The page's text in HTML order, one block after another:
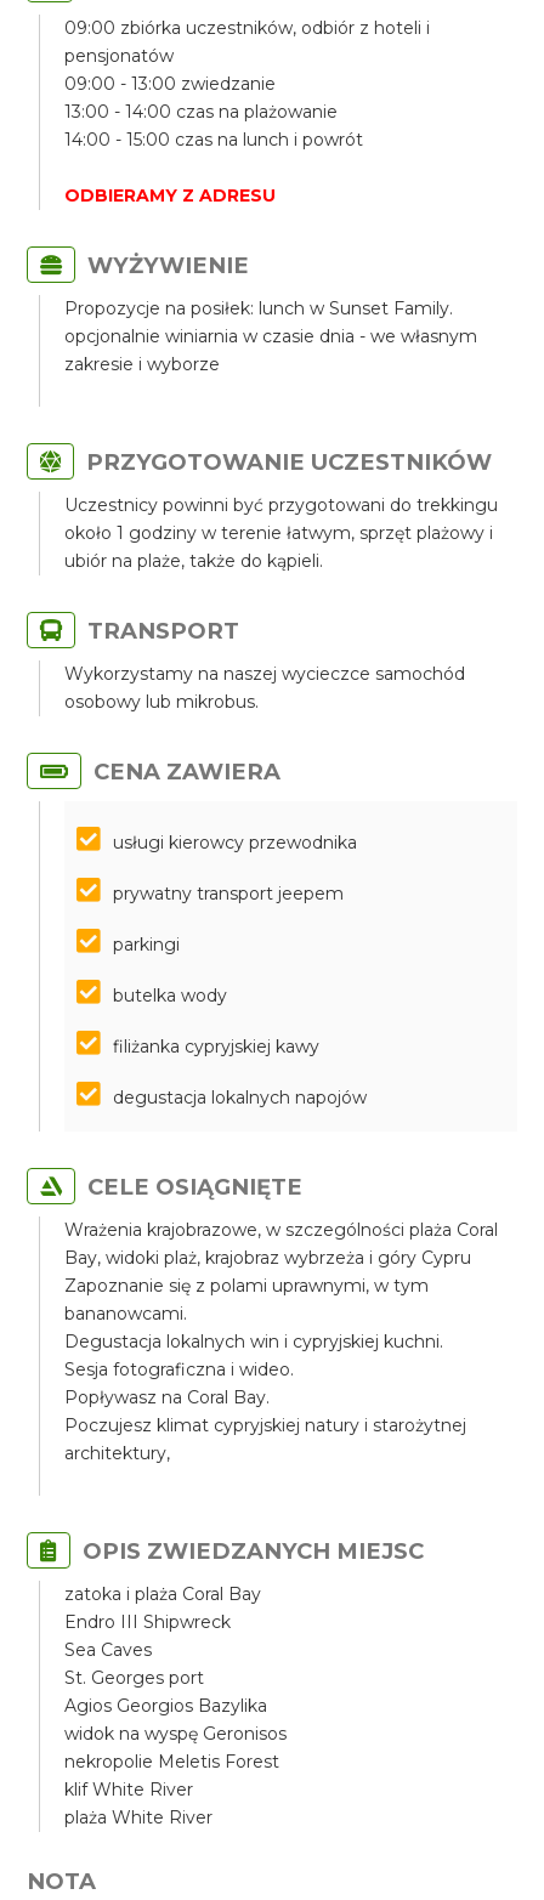
09:00 zbiórka uczestników, odbiór z hoteli i
pensjonatów
09:00 - 13:00 zwiedzanie
13:00 - 14:00 czas na plażowanie
14:00 - 15:00 czas na lunch i powrót
ODBIERAMY Z ADRESU
WYŻYWIENIE
Propozycje na posiłek: lunch w Sunset Family.
opcjonalnie winiarnia w czasie dnia - we własnym
zakresie i wyborze
PRZYGOTOWANIE UCZESTNIKÓW
Uczestnicy powinni być przygotowani do trekkingu
około 1 godziny w terenie łatwym, sprzęt plażowy i
ubiór na plaże, także do kąpieli.
TRANSPORT
Wykorzystamy na naszej wycieczce samochód
osobowy lub mikrobus.
CENA ZAWIERA
usługi kierowcy przewodnika
prywatny transport jeepem
parkingi
butelka wody
filiżanka cypryjskiej kawy
degustacja lokalnych napojów
CELE OSIĄGNIĘTE
Wrażenia krajobrazowe, w szczególności plaża Coral
Bay, widoki plaż, krajobraz wybrzeża i góry Cypru
Zapoznanie się z polami uprawnymi, w tym
bananowcami.
Degustacja lokalnych win i cypryjskiej kuchni.
Sesja fotograficzna i wideo.
Popływasz na Coral Bay.
Poczujesz klimat cypryjskiej natury i starożytnej
architektury,
OPIS ZWIEDZANYCH MIEJSC
zatoka i plaża Coral Bay
Endro III Shipwreck
Sea Caves
St. Georges port
Agios Georgios Bazylika
widok na wyspę Geronisos
nekropolie Meletis Forest
klif White River
plaża White River
NOTA